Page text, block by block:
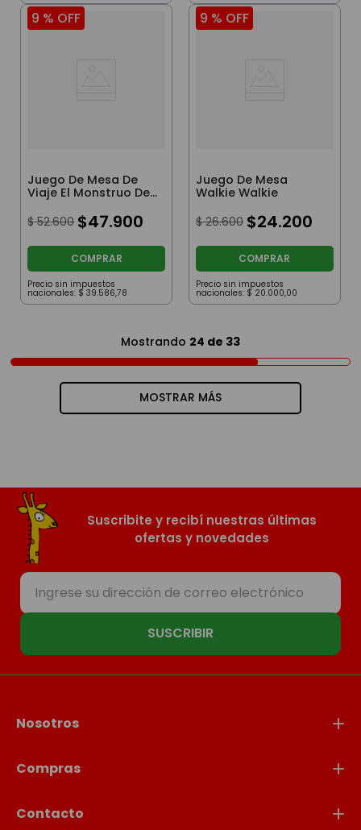
9 % OFF
Juego De Mesa De
Viaje El Monstruo De
Colores
$ 52.600 $47.900
COMPRAR
Precio sin impuestos
nacionales: $ 39.586,78
9 % OFF
Juego De Mesa
Walkie Walkie
$ 26.600 $24.200
COMPRAR
Precio sin impuestos
nacionales: $ 20.000,00
Mostrando 24 de 33
MOSTRAR MÁS
Suscribite y recibí nuestras últimas
ofertas y novedades
SUSCRIBIR
Nosotros
Compras
Contacto